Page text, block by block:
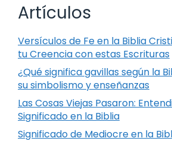
Artículos
Versículos de Fe en la Biblia
tu Creencia con estas Escrituras
¿Qué significa gavillas según la
su simbolismo y enseñanzas
Las Cosas Viejas Pasaron:
Significado en la Biblia
Significado de Mediocre en la